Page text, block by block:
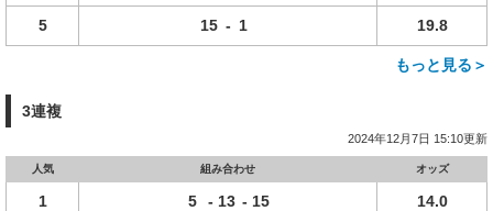
5 15 - 1 19.8
もっと見る＞
3連複
2024年12月7日 15:10更新
人気 組み合わせ オッズ
1 5 - 13 - 15 14.0